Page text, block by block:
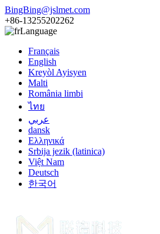
BingBing@jslmet.com
+86-13255202262
Language
Français
English
Kreyòl Ayisyen
Malti
România limbi
ไทย
عربي
dansk
Ελληνικά
Srbija jezik (latinica)
Việt Nam
Deutsch
한국어